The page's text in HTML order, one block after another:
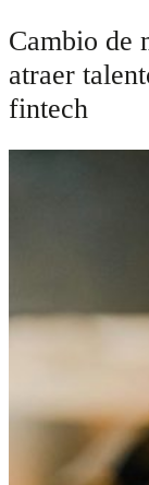
Cambio de
atraer
fintech